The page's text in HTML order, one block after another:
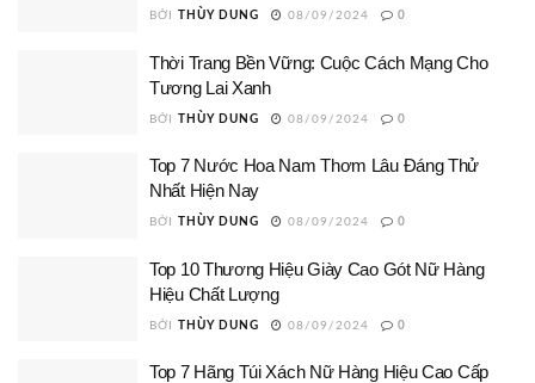
BỞI THÙY DUNG 08/09/2024 0
Thời Trang Bền Vững: Cuộc Cách Mạng Cho
Tương Lai Xanh
BỞI THÙY DUNG 08/09/2024 0
Top 7 Nước Hoa Nam Thơm Lâu Đáng Thử
Nhất Hiện Nay
BỞI THÙY DUNG 08/09/2024 0
Top 10 Thương Hiệu Giày Cao Gót Nữ Hàng
Hiệu Chất Lượng
BỞI THÙY DUNG 08/09/2024 0
Top 7 Hãng Túi Xách Nữ Hàng Hiệu Cao Cấp